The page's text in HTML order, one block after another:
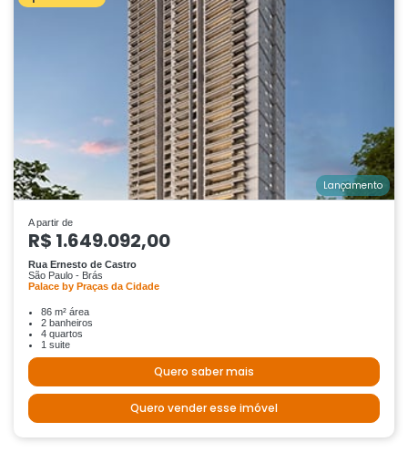
Lançamento
A partir de
R$ 1.649.092,00
Rua Ernesto de Castro
São Paulo - Brás
Palace by Praças da Cidade
86 m² área
2 banheiros
4 quartos
1 suite
Quero saber mais
Quero vender esse imóvel